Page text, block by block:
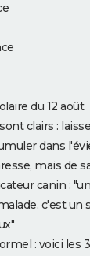
du 12 août
clairs :
dans
mais de
canin :
c'est un
: voici les